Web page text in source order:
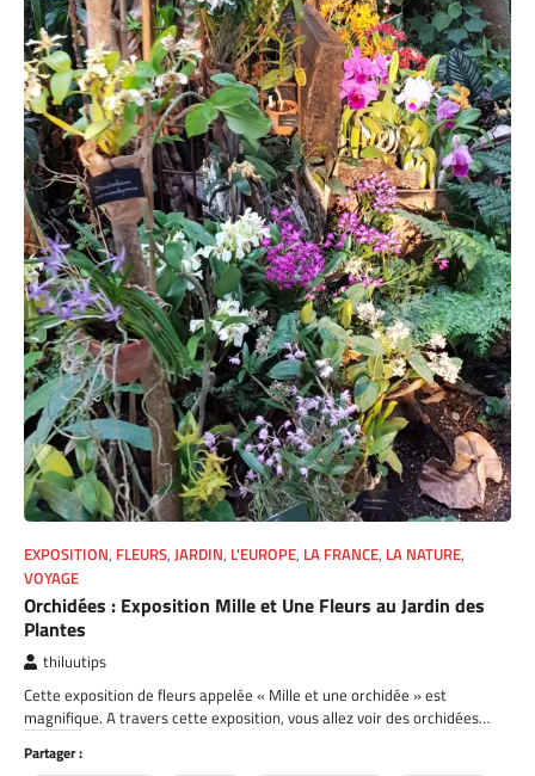
EXPOSITION, FLEURS, JARDIN, L'EUROPE, LA FRANCE, LA NATURE,
VOYAGE
Orchidées : Exposition Mille et Une Fleurs au Jardin des
Plantes
thiluutips
Cette exposition de fleurs appelée « Mille et une orchidée » est
magnifique. A travers cette exposition, vous allez voir des orchidées…
Partager :